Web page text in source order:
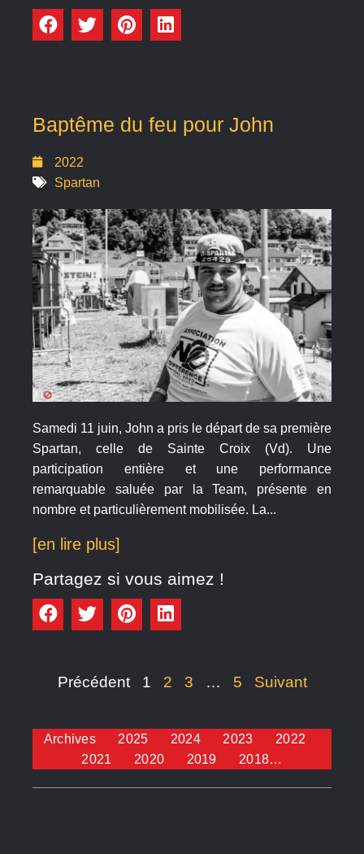
Baptême du feu pour John
2022
Spartan
Samedi 11 juin, John a pris le départ de sa première
Spartan, celle de Sainte Croix (Vd). Une
participation entière et une performance
remarquable saluée par la Team, présente en
nombre et particulièrement mobilisée. La...
[en lire plus]
Partagez si vous aimez !
Précédent 1 2 3 … 5 Suivant
Archives 2025 2024 2023
2022
2021
2020 2019 2018…